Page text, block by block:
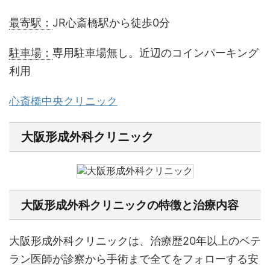
最寄駅： JR心斎橋駅から徒歩0分
駐車場： 専用駐車場無し。近辺のコインパーキング
利用
心斎橋中央クリニック
大阪形成外科クリニック
大阪形成外科クリニックの特徴と治療内容
大阪形成外科クリニックは、治療歴20年以上のベテ
ラン医師が診察から手術まで全てをフォローする安